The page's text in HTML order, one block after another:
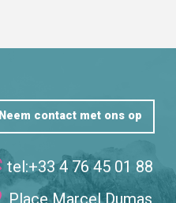
Neem contact met ons op
tel:+33 4 76 45 01 88
Place Marcel Dumas